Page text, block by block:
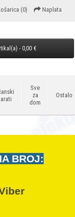
(0) Naplata
- 0,00 €
Sve
za
dom
Ostalo
BROJ: